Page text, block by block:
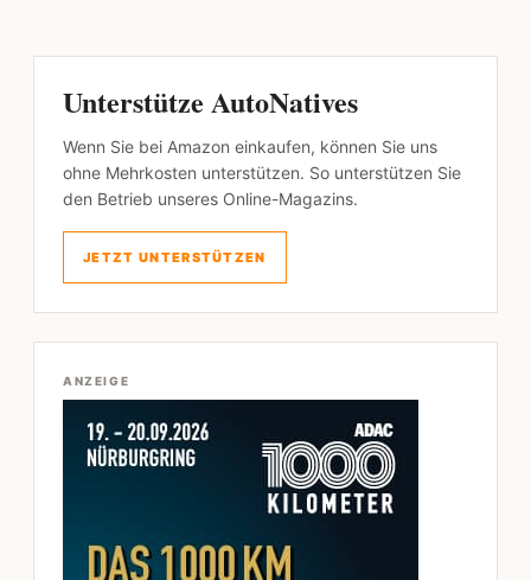
Unterstütze AutoNatives
Wenn Sie bei Amazon einkaufen, können Sie uns
ohne Mehrkosten unterstützen. So unterstützen Sie
den Betrieb unseres Online-Magazins.
JETZT UNTERSTÜTZEN
ANZEIGE